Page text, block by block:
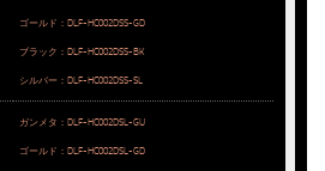
ゴールド：DLF-HC002DSS-GD
ブラック：DLF-HC002DSS-BK
シルバー：DLF-HC002DSS-SL
ガンメタ：DLF-HC002DSL-GU
ゴールド：DLF-HC002DSL-GD